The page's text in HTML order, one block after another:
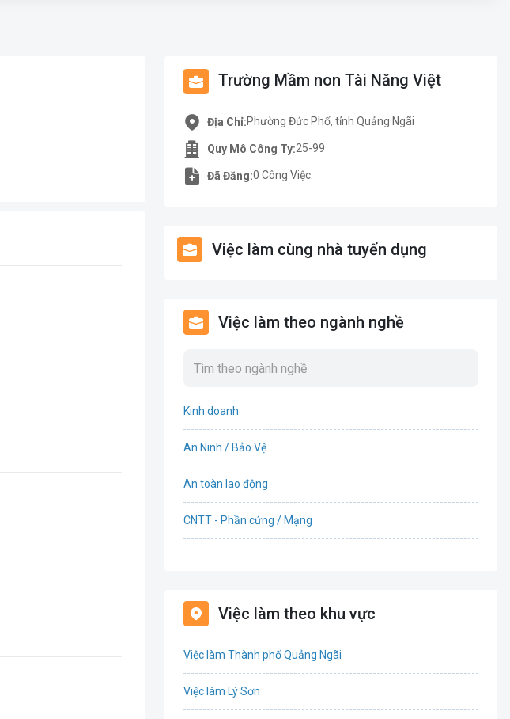
Trường Mầm non Tài Năng Việt
Địa Chỉ:Phường Đức Phổ, tỉnh Quảng Ngãi
Quy Mô Công Ty:25-99
Đã Đăng:0 Công Việc.
Việc làm cùng nhà tuyển dụng
Việc làm theo ngành nghề
Kinh doanh
An Ninh / Bảo Vệ
An toàn lao động
CNTT - Phần cứng / Mạng
Bất động sản
Việc làm theo khu vực
Việc làm Thành phố Quảng Ngãi
Việc làm Lý Sơn